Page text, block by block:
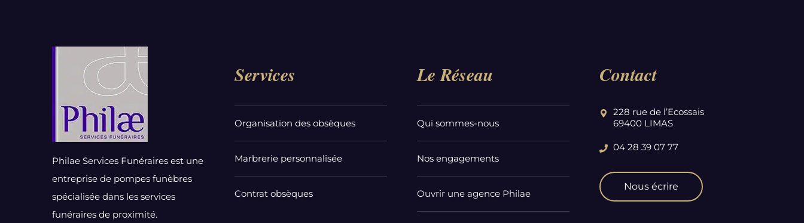
Philae Services Funéraires est une
entreprise de pompes funèbres
spécialisée dans les services
funéraires de proximité.
Services
Organisation des obsèques
Marbrerie personnalisée
Contrat obsèques
Le Réseau
Qui sommes-nous
Nos engagements
Ouvrir une agence Philae
Contact
228 rue de l’Ecossais
69400 LIMAS
04 28 39 07 77
Nous écrire